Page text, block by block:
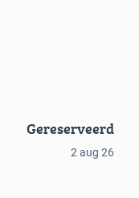
Gereserveerd
2 aug 26